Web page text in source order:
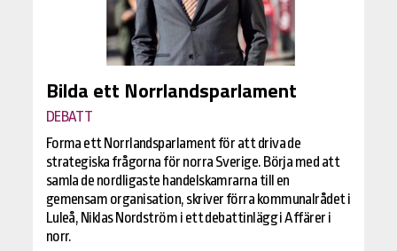
Bilda ett Norrlandsparlament
DEBATT
Forma ett Norrlandsparlament för att driva de
strategiska frågorna för norra Sverige. Börja med att
samla de nordligaste handelskamrarna till en
gemensam organisation, skriver förra kommunalrådet i
Luleå, Niklas Nordström i ett debattinlägg i Affärer i
norr.